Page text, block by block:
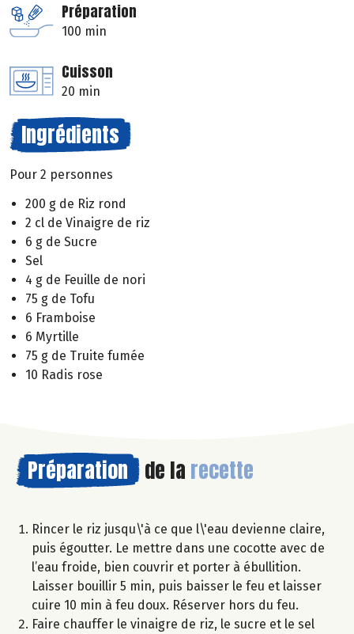
Préparation
100 min
Cuisson
20 min
Ingrédients
Pour 2 personnes
200 g de Riz rond
2 cl de Vinaigre de riz
6 g de Sucre
Sel
4 g de Feuille de nori
75 g de Tofu
6 Framboise
6 Myrtille
75 g de Truite fumée
10 Radis rose
Préparation de la recette
Rincer le riz jusqu\'à ce que l\'eau devienne claire,
puis égoutter. Le mettre dans une cocotte avec de
l’eau froide, bien couvrir et porter à ébullition.
Laisser bouillir 5 min, puis baisser le feu et laisser
cuire 10 min à feu doux. Réserver hors du feu.
Faire chauffer le vinaigre de riz, le sucre et le sel